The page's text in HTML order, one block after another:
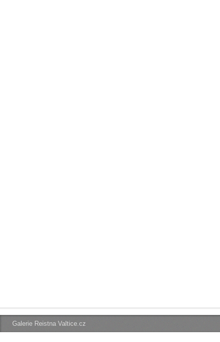
Galerie Reistna Valtice.cz